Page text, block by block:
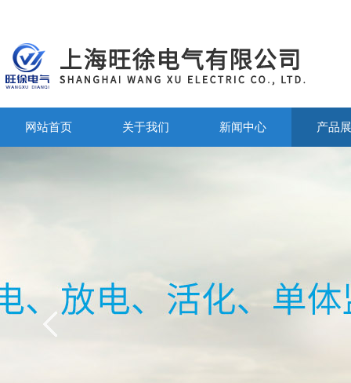
网站首页 关于我们 新闻中心 产品